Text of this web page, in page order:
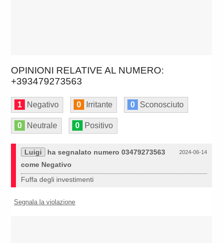
OPINIONI RELATIVE AL NUMERO:
+393479273563
1 Negativo 0 Irritante 0 Sconosciuto
0 Neutrale 0 Positivo
2024-06-14
Luigi
ha segnalato numero 03479273563
come Negativo
Fuffa degli investimenti
Segnala la violazione